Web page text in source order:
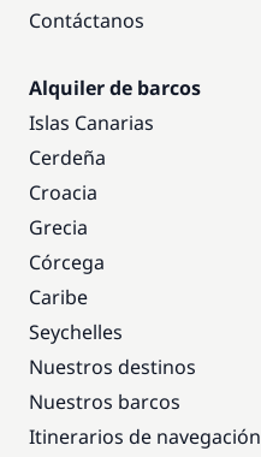
Contáctanos
Alquiler de barcos
Islas Canarias
Cerdeña
Croacia
Grecia
Córcega
Caribe
Seychelles
Nuestros destinos
Nuestros barcos
Itinerarios de navegación